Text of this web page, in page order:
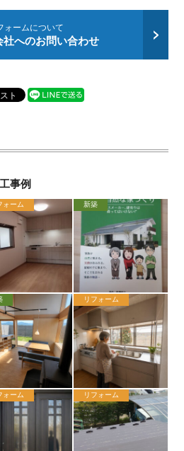
ォームについて
社へのお問い合わせ
事例
ォーム 新築
リフォーム
ォーム リフォーム